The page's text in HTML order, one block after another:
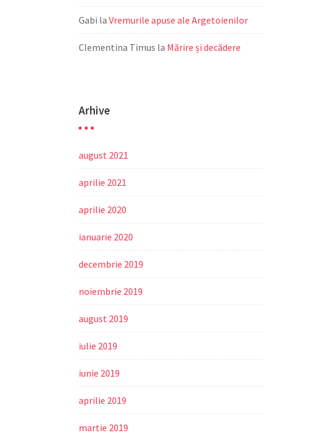
Gabi laVremurile apuse ale Argetoienilor
Clementina Timus la Mărire și decădere
Arhive
august 2021
aprilie 2021
aprilie 2020
ianuarie 2020
decembrie 2019
noiembrie 2019
august 2019
iulie 2019
iunie 2019
aprilie 2019
martie 2019